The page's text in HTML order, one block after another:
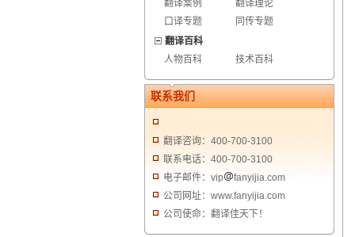
翻译案例
翻译理论
口译专题
同传专题
翻译百科
人物百科
技术百科
联系我们
翻译咨询：400-700-3100
联系电话：400-700-3100
电子邮件：vip
fanyijia.com
公司网址：www.fanyijia.com
公司使命：翻译佳天下！